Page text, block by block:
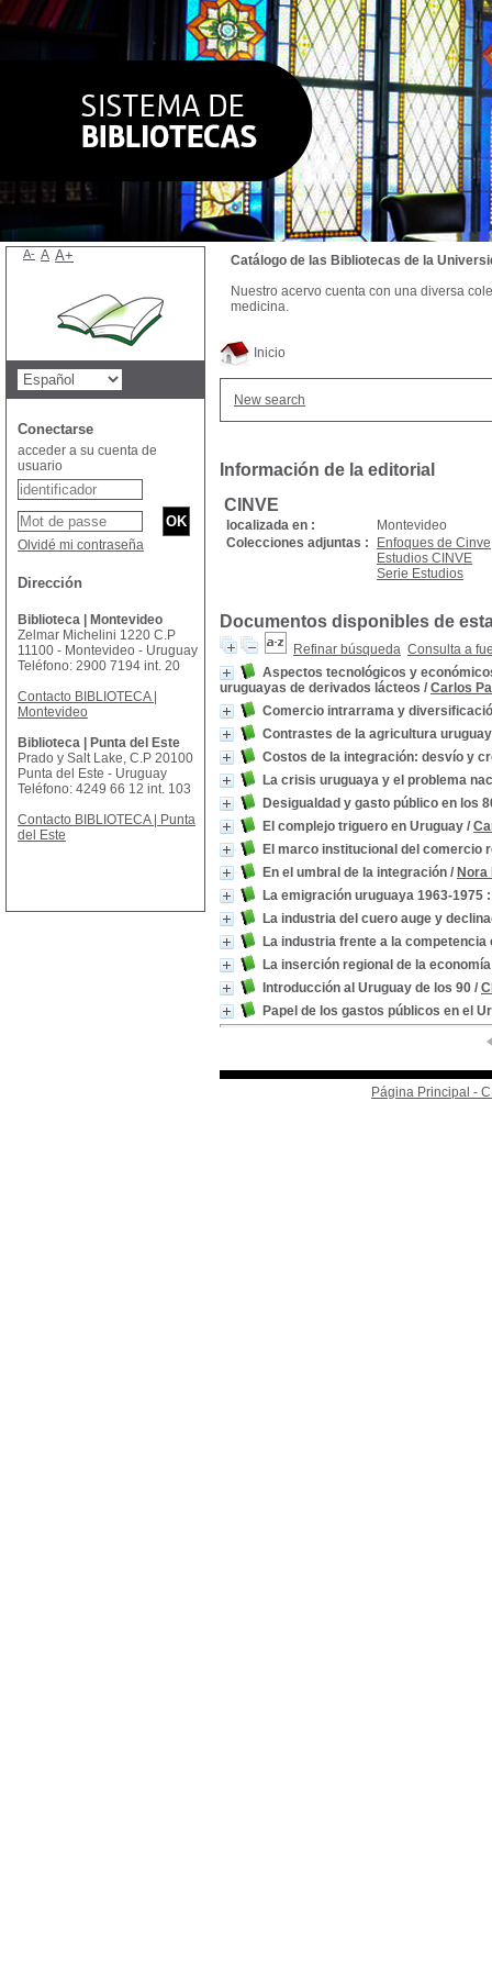
Inicio
New search
Información de la editorial
CINVE
localizada en :
Montevideo
Colecciones adjuntas :
Enfoques de Cinve
Estudios CINVE
Serie Estudios
Documentos disponibles de
Refinar búsqueda Consulta a
Aspectos tecnológicos y
uruguayas de derivados lácteos / Carlos
Comercio intrarrama y
Contrastes de la agricultura
Costos de la integración: desvío y
La crisis uruguaya y el problema
Desigualdad y gasto público en los
El complejo triguero en Uruguay /
El marco institucional del comercio
En el umbral de la integración /
La emigración uruguaya 1963-
La industria del cuero auge y
La industria frente a la competencia
La inserción regional de la
Introducción al Uruguay de los 90 /
Papel de los gastos públicos en el
Página Principal -
Catálogo de las Bibliotecas de la
Nuestro acervo cuenta con una diversa
medicina.
A- A A+
Conectarse
acceder a su cuenta de
usuario
Olvidé mi contraseña
Dirección
Biblioteca | Montevideo
Zelmar Michelini 1220 C.P
11100 - Montevideo - Uruguay
Teléfono: 2900 7194 int. 20
Contacto BIBLIOTECA |
Montevideo
Biblioteca | Punta del Este
Prado y Salt Lake, C.P 20100
Punta del Este - Uruguay
Teléfono: 4249 66 12 int. 103
Contacto BIBLIOTECA | Punta
del Este